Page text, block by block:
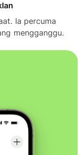
Ia percuma
mengganggu.